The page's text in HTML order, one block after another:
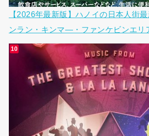
【2026年最新版】ハノイの日本人街
ンラン・キンマ―・ファンケビンエリ